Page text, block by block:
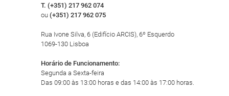
T. (+351) 217 962 074
ou (+351) 217 962 075
Rua Ivone Silva, 6 (Edifício ARCIS), 6º Esquerdo
1069-130 Lisboa
Horário de Funcionamento:
Segunda a Sexta-feira
Das 09:00 às 13:00 horas e das 14:00 às 17:00 horas.